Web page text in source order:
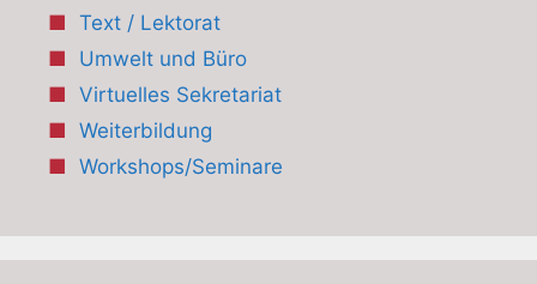
Text / Lektorat
Umwelt und Büro
Virtuelles Sekretariat
Weiterbildung
Workshops/Seminare